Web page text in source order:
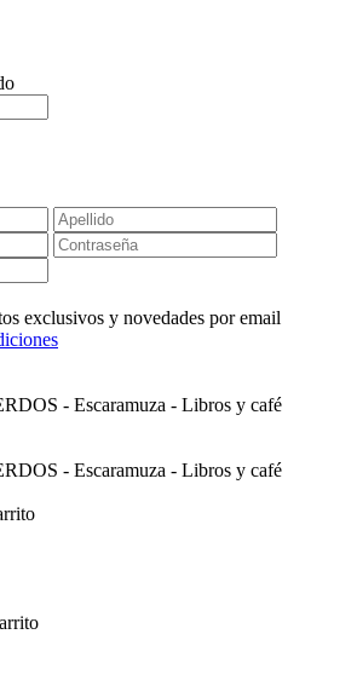
exclusivos y novedades por email